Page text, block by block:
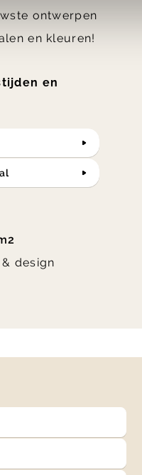
ontwerpen
en kleuren!
en
design